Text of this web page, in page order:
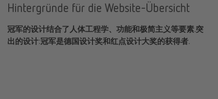
Hintergründe für die Website-Übersicht
冠军的设计结合了人体工程学、功能和极简主义等要素.突
出的设计:冠军是德国设计奖和红点设计大奖的获得者.